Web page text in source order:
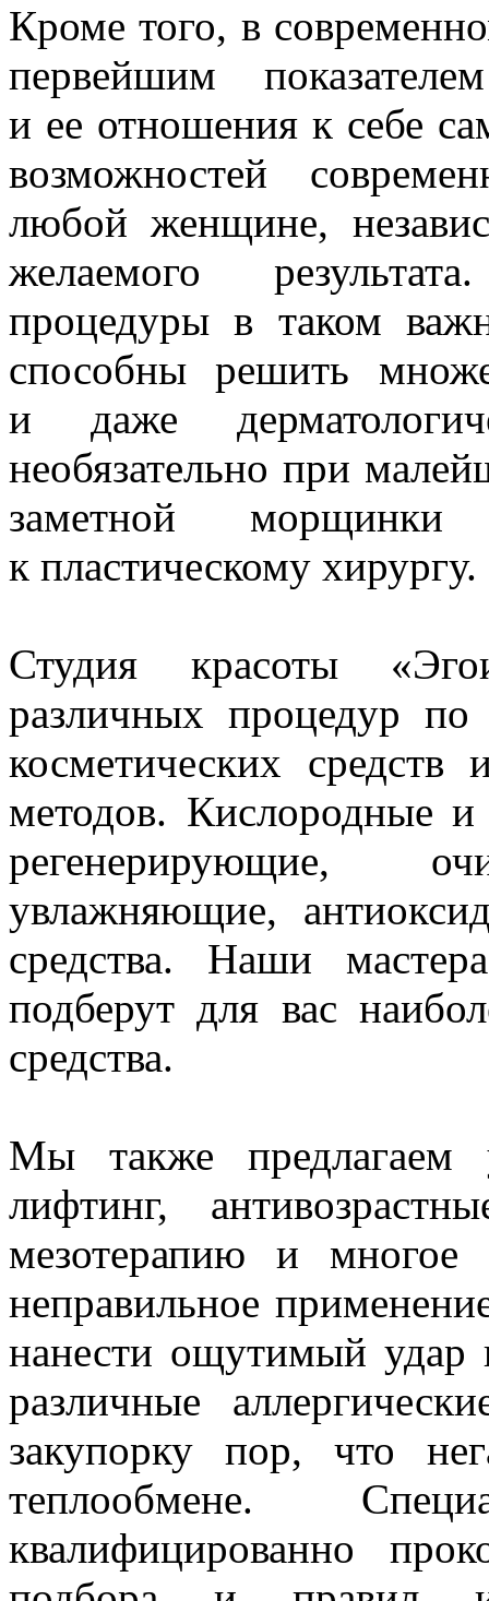
Кроме того, в
первейшим
и ее отношения к себе
возможностей
любой женщине,
желаемого
процедуры в таком
способны решить
и даже
необязательно при
заметной
к пластическому хирургу.
Студия красоты
различных процедур
косметических
методов. Кислородные
регенерирующие,
увлажняющие,
средства. Наши
подберут для вас
средства.
Мы также предлагаем
лифтинг,
мезотерапию и
неправильное
нанести ощутимый удар
различные
закупорку пор, что
теплообмене.
квалифицированно